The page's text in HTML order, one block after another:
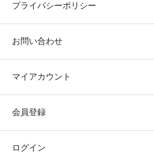
プライバシーポリシー
お問い合わせ
マイアカウント
会員登録
ログイン